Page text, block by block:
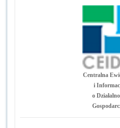
Centralna
i
o